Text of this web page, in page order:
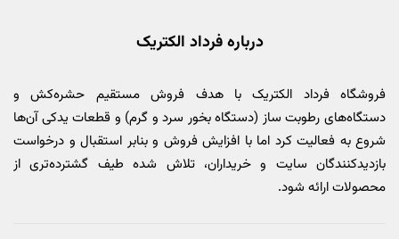
درباره فرداد الکتریک
فروشگاه فرداد الکتریک با هدف فروش مستقیم حشره‌کش و
دستگاه‌های رطوبت ساز (دستگاه بخور سرد و گرم) و قطعات یدکی آن‌ها
شروع به فعالیت کرد اما با افزایش فروش و بنابر استقبال و درخواست
بازدیدکنندگان سایت و خریداران، تلاش شده طیف گشترده‌تری از
محصولات ارائه شود.